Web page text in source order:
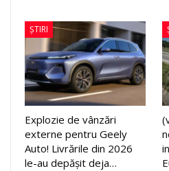
ȘTIRI
Explozie de vânzări
externe pentru Geely
Auto! Livrările din 2026
le-au depășit deja…